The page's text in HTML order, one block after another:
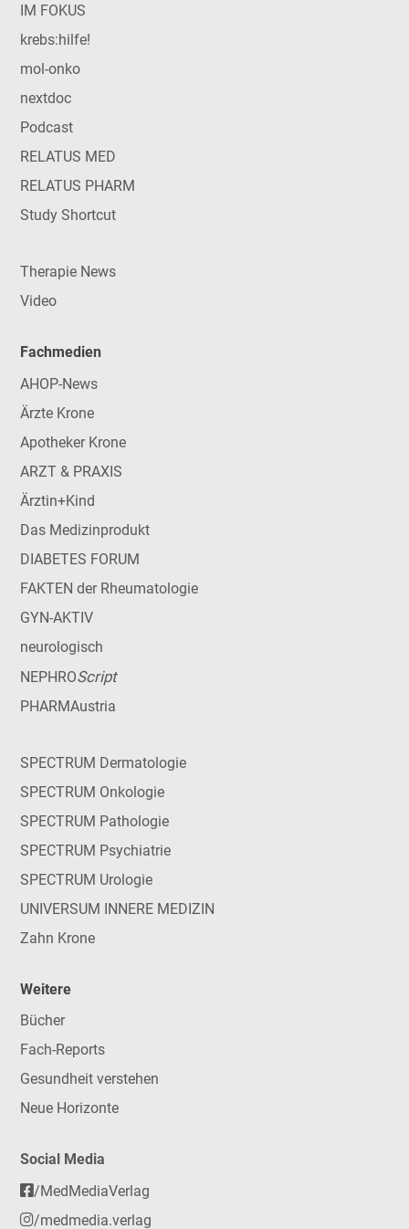
IM FOKUS
krebs:hilfe!
mol-onko
nextdoc
Podcast
RELATUS MED
RELATUS PHARM
Study Shortcut
Therapie News
Video
Fachmedien
AHOP-News
Ärzte Krone
Apotheker Krone
ARZT & PRAXIS
Ärztin+Kind
Das Medizinprodukt
DIABETES FORUM
FAKTEN der Rheumatologie
GYN-AKTIV
neurologisch
NEPHROScript
PHARMAustria
SPECTRUM Dermatologie
SPECTRUM Onkologie
SPECTRUM Pathologie
SPECTRUM Psychiatrie
SPECTRUM Urologie
UNIVERSUM INNERE MEDIZIN
Zahn Krone
Weitere
Bücher
Fach-Reports
Gesundheit verstehen
Neue Horizonte
Social Media
/MedMediaVerlag
/medmedia.verlag